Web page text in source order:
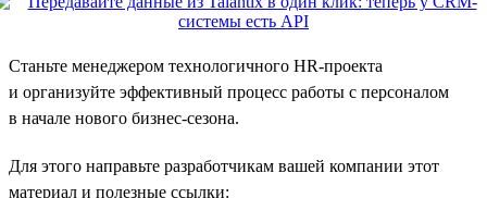
Станьте менеджером технологичного HR-проекта
и организуйте эффективный процесс работы с персоналом
в начале нового бизнес-сезона.
Для этого направьте разработчикам вашей компании этот
материал и полезные ссылки: